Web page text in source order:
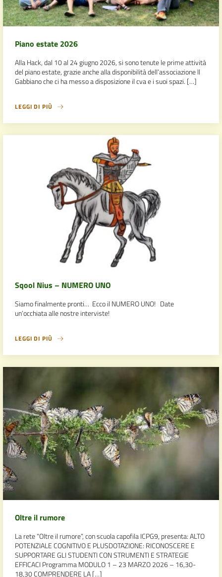
Piano estate 2026
Alla Hack, dal 10 al 24 giugno 2026, si sono tenute le prime attività
del piano estate, grazie anche alla disponibilità dell’associazione Il
Gabbiano che ci ha messo a disposizione il cva e i suoi spazi. […]
LEGGI DI PIÙ
Sqool Nius – NUMERO UNO
Siamo finalmente pronti… Ecco il NUMERO UNO! Date
un’occhiata alle nostre interviste!
LEGGI DI PIÙ
Oltre il rumore
La rete “Oltre il rumore”, con scuola capofila ICPG9, presenta: ALTO
POTENZIALE COGNITIVO E PLUSDOTAZIONE: RICONOSCERE E
SUPPORTARE GLI STUDENTI CON STRUMENTI E STRATEGIE
EFFICACI Programma MODULO 1 – 23 MARZO 2026 – 16,30-
18,30 COMPRENDERE LA […]